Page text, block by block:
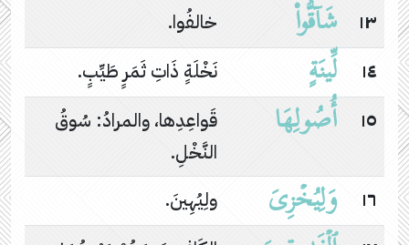
١٣
شَاۤقُّوا۟
خالفُوا.
١٤
لِّینَةٍ
نَخْلَةٍ ذَاتِ ثَمَرٍ طَيِّبٍ.
١٥
أُصُولِهَا
قَواعِدِها، والمرادُ: سُوقُ
النَّخْلِ.
١٦
وَلِیُخۡزِیَ
ولِيُهِينَ.